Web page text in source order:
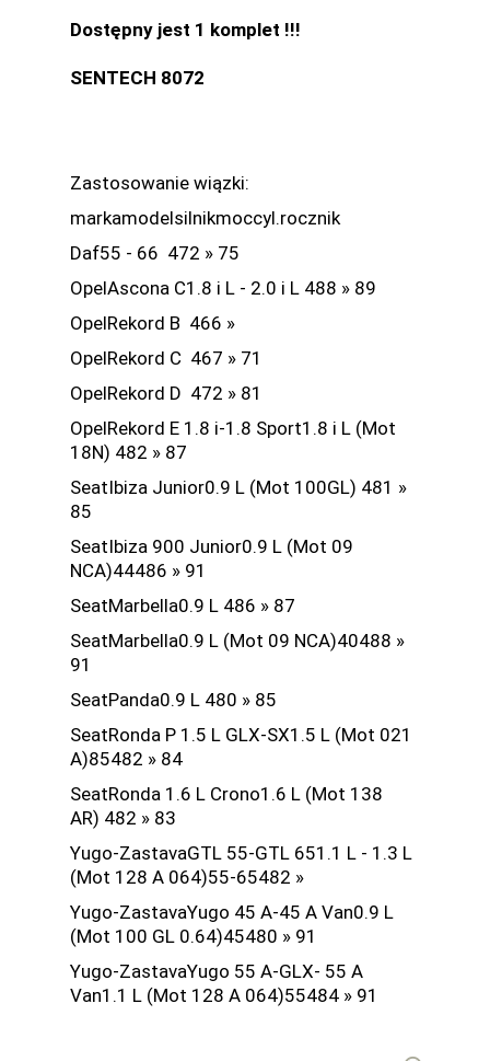
Dostępny jest 1 komplet !!!
SENTECH 8072
Zastosowanie wiązki:
markamodelsilnikmoccyl.rocznik
Daf55 - 66 472 » 75
OpelAscona C1.8 i L - 2.0 i L 488 » 89
OpelRekord B 466 »
OpelRekord C 467 » 71
OpelRekord D 472 » 81
OpelRekord E 1.8 i-1.8 Sport1.8 i L (Mot
18N) 482 » 87
SeatIbiza Junior0.9 L (Mot 100GL) 481 »
85
SeatIbiza 900 Junior0.9 L (Mot 09
NCA)44486 » 91
SeatMarbella0.9 L 486 » 87
SeatMarbella0.9 L (Mot 09 NCA)40488 »
91
SeatPanda0.9 L 480 » 85
SeatRonda P 1.5 L GLX-SX1.5 L (Mot 021
A)85482 » 84
SeatRonda 1.6 L Crono1.6 L (Mot 138
AR) 482 » 83
Yugo-ZastavaGTL 55-GTL 651.1 L - 1.3 L
(Mot 128 A 064)55-65482 »
Yugo-ZastavaYugo 45 A-45 A Van0.9 L
(Mot 100 GL 0.64)45480 » 91
Yugo-ZastavaYugo 55 A-GLX- 55 A
Van1.1 L (Mot 128 A 064)55484 » 91